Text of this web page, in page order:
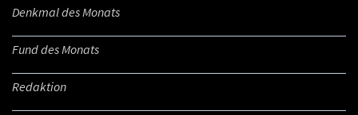
Denkmal des Monats
Fund des Monats
Redaktion